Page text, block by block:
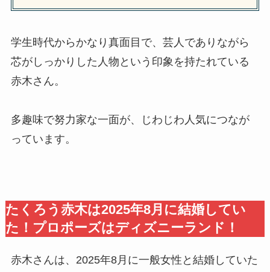
学生時代からかなり真面目で、芸人でありながら
芯がしっかりした人物という印象を持たれている
赤木さん。
多趣味で努力家な一面が、じわじわ人気につなが
っています。
たくろう赤木は2025年8月に結婚してい
た！プロポーズはディズニーランド！
赤木さんは、2025年8月に一般女性と結婚していた